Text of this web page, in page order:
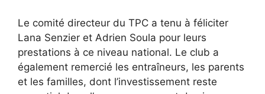
Le comité directeur du TPC a tenu à féliciter
Lana Senzier et Adrien Soula pour leurs
prestations à ce niveau national. Le club a
également remercié les entraîneurs, les parents
et les familles, dont l’investissement reste